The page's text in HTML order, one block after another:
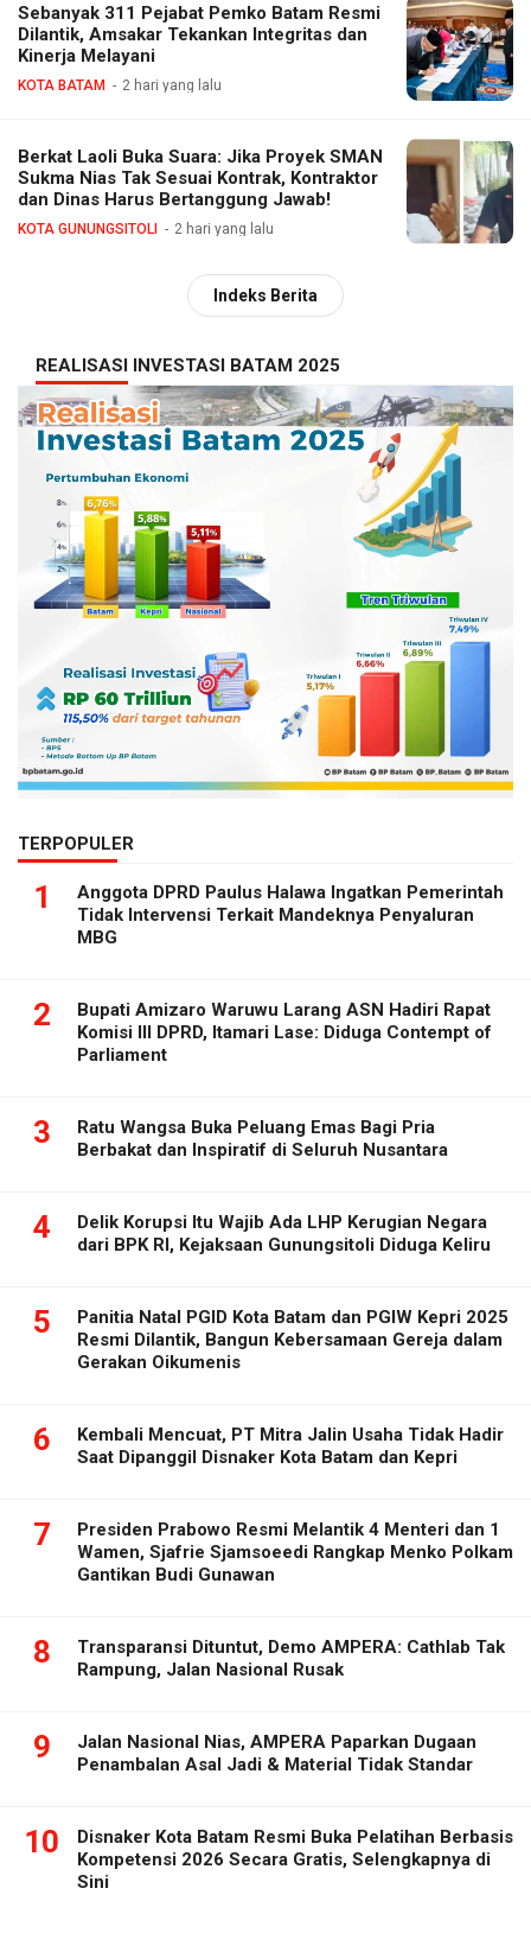
Sebanyak 311 Pejabat Pemko Batam Resmi
Dilantik, Amsakar Tekankan Integritas dan
Kinerja Melayani
KOTA BATAM 2 hari yang lalu
Berkat Laoli Buka Suara: Jika Proyek SMAN
Sukma Nias Tak Sesuai Kontrak, Kontraktor
dan Dinas Harus Bertanggung Jawab!
KOTA GUNUNGSITOLI 2 hari yang lalu
Indeks Berita
REALISASI INVESTASI BATAM 2025
TERPOPULER
1
Anggota DPRD Paulus Halawa Ingatkan Pemerintah
Tidak Intervensi Terkait Mandeknya Penyaluran
MBG
2
Bupati Amizaro Waruwu Larang ASN Hadiri Rapat
Komisi III DPRD, Itamari Lase: Diduga Contempt of
Parliament
3
Ratu Wangsa Buka Peluang Emas Bagi Pria
Berbakat dan Inspiratif di Seluruh Nusantara
4
Delik Korupsi Itu Wajib Ada LHP Kerugian Negara
dari BPK RI, Kejaksaan Gunungsitoli Diduga Keliru
5
Panitia Natal PGID Kota Batam dan PGIW Kepri 2025
Resmi Dilantik, Bangun Kebersamaan Gereja dalam
Gerakan Oikumenis
6
Kembali Mencuat, PT Mitra Jalin Usaha Tidak Hadir
Saat Dipanggil Disnaker Kota Batam dan Kepri
7
Presiden Prabowo Resmi Melantik 4 Menteri dan 1
Wamen, Sjafrie Sjamsoeedi Rangkap Menko Polkam
Gantikan Budi Gunawan
8
Transparansi Dituntut, Demo AMPERA: Cathlab Tak
Rampung, Jalan Nasional Rusak
9
Jalan Nasional Nias, AMPERA Paparkan Dugaan
Penambalan Asal Jadi & Material Tidak Standar
10
Disnaker Kota Batam Resmi Buka Pelatihan Berbasis
Kompetensi 2026 Secara Gratis, Selengkapnya di
Sini